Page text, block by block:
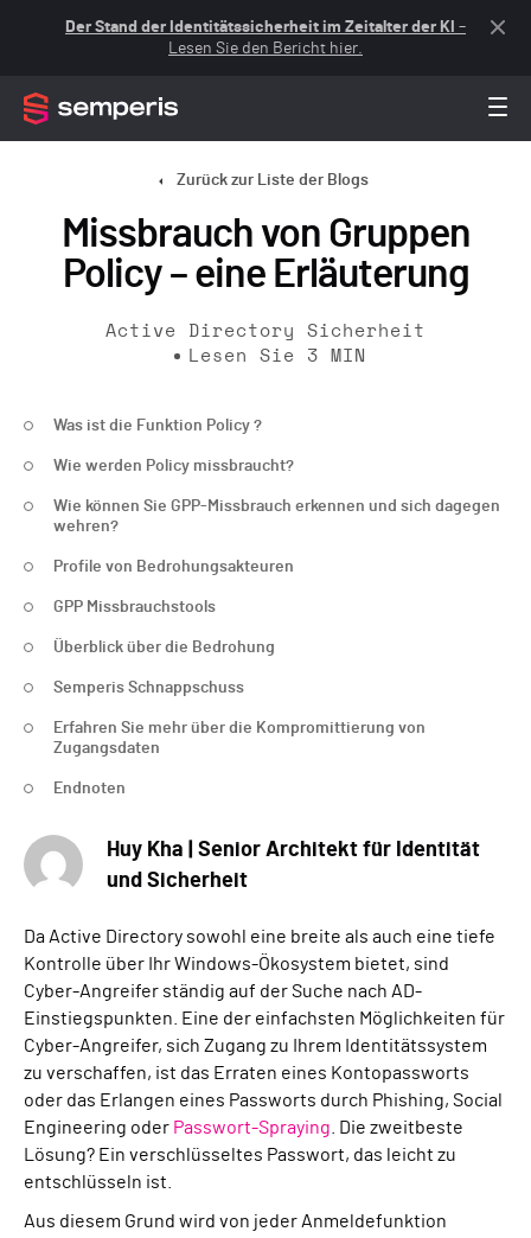
Der Stand der Identitätssicherheit im Zeitalter der KI –
Lesen Sie den Bericht hier.
Zurück zur Liste der Blogs
Missbrauch von Gruppen
Policy – eine Erläuterung
Active Directory Sicherheit
Lesen Sie
3 MIN
Was ist die Funktion Policy ?
Wie werden Policy missbraucht?
Wie können Sie GPP-Missbrauch erkennen und sich dagegen
wehren?
Profile von Bedrohungsakteuren
GPP Missbrauchstools
Überblick über die Bedrohung
Semperis Schnappschuss
Erfahren Sie mehr über die Kompromittierung von
Zugangsdaten
Endnoten
Huy Kha | Senior Architekt für Identität
und Sicherheit
Da Active Directory sowohl eine breite als auch eine tiefe
Kontrolle über Ihr Windows-Ökosystem bietet, sind
Cyber-Angreifer ständig auf der Suche nach AD-
Einstiegspunkten. Eine der einfachsten Möglichkeiten für
Cyber-Angreifer, sich Zugang zu Ihrem Identitätssystem
zu verschaffen, ist das Erraten eines Kontopassworts
oder das Erlangen eines Passworts durch Phishing, Social
Engineering oder Passwort-Spraying . Die zweitbeste
Lösung? Ein verschlüsseltes Passwort, das leicht zu
entschlüsseln ist.
Aus diesem Grund wird von jeder Anmeldefunktion